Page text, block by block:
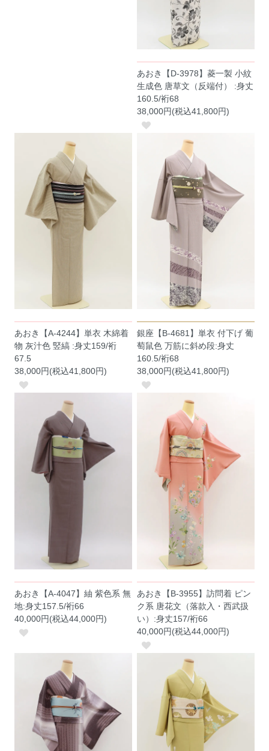
あおき【D-3978】菱一製 小紋
生成色 唐草文（反端付） :身丈
160.5/裄68
38,000円(税込41,800円)
あおき【A-4244】単衣 木綿着
物 灰汁色 竪縞 :身丈159/裄
67.5
38,000円(税込41,800円)
銀座【B-4681】単衣 付下げ 葡
萄鼠色 万筋に斜め段:身丈
160.5/裄68
38,000円(税込41,800円)
あおき【A-4047】紬 紫色系 無
地:身丈157.5/裄66
40,000円(税込44,000円)
あおき【B-3955】訪問着 ピン
ク系 唐花文（落款入・西武扱
い）:身丈157/裄66
40,000円(税込44,000円)